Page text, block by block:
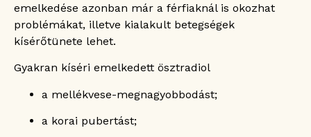
emelkedése azonban már a férfiaknál is okozhat
problémákat, illetve kialakult betegségek
kísérőtünete lehet.
Gyakran kíséri emelkedett ösztradiol
a mellékvese-megnagyobbodást;
a korai pubertást;